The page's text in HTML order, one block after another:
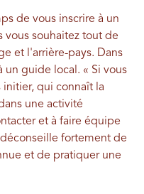
de vous inscrire à un
vous souhaitez tout de
et l'arrière-pays. Dans
un guide local. « Si vous
qui connaît la
une activité
et à faire équipe
fortement de
et de pratiquer une